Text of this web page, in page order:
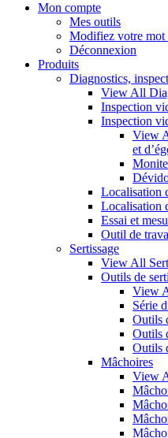
Mon compte
Mes outils
Modifiez votre mot
Déconnexion
Produits
Diagnostics,
View All
Inspection
Inspection
View
et
Localisation
Localisation
Essai et
Outil de
Sertissage
View All
Outils de
View
Série
Outils
Outils
Outils
Mâchoires
View